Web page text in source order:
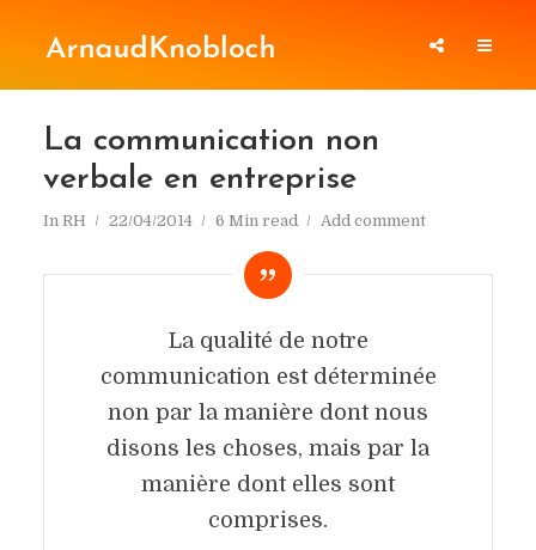
La communication non
verbale en entreprise
In RH 22/04/2014 6 Min read Add comment
La qualité de notre
communication est déterminée
non par la manière dont nous
disons les choses, mais par la
manière dont elles sont
comprises.